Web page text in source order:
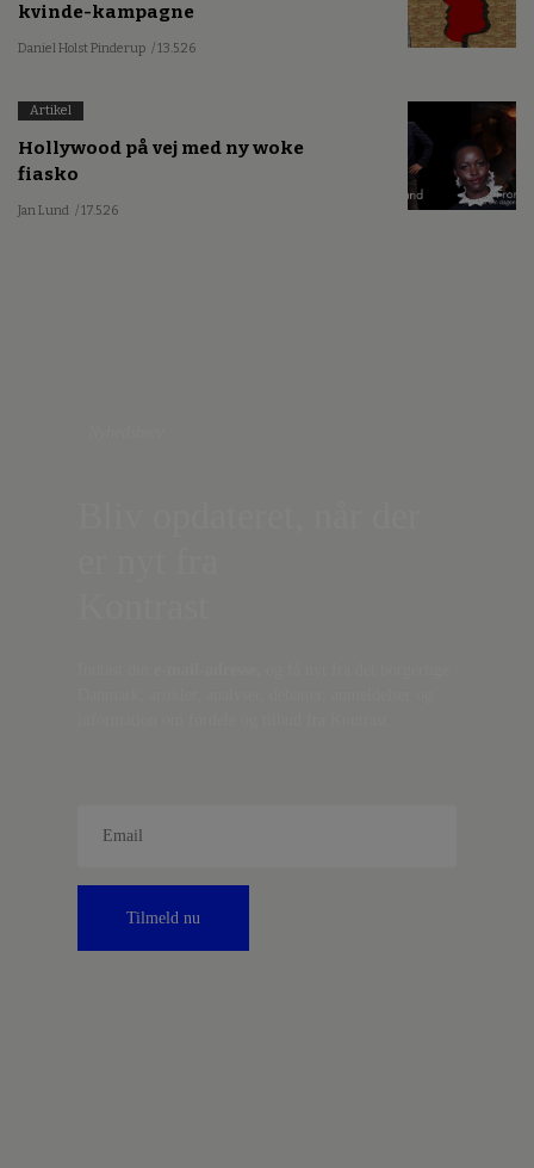
kvinde-kampagne
Daniel Holst Pinderup / 13.5.26
Artikel
Hollywood på vej med ny woke
fiasko
Jan Lund / 17.5.26
Tilmeld nu